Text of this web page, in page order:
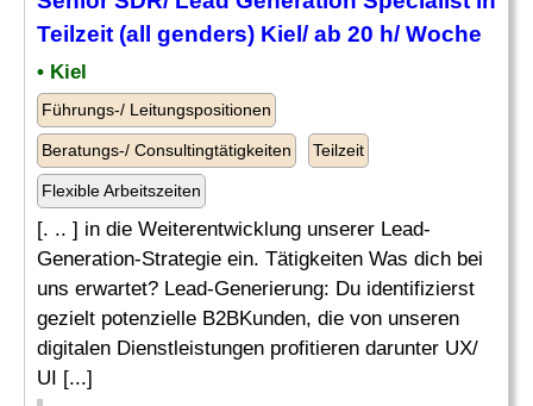
Teilzeit (all genders) Kiel/ ab 20 h/ Woche
• Kiel
Führungs-/ Leitungspositionen
Beratungs-/ Consultingtätigkeiten Teilzeit
Flexible Arbeitszeiten
[. .. ] in die Weiterentwicklung unserer Lead-
Generation-Strategie ein. Tätigkeiten Was dich bei
uns erwartet? Lead-Generierung: Du identifizierst
gezielt potenzielle B2BKunden, die von unseren
digitalen Dienstleistungen profitieren darunter UX/
UI [...]